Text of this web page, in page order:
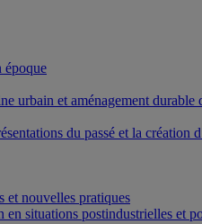
époque
urbain et aménagement durable
du passé et la
et nouvelles pratiques
situations postindustrielles et